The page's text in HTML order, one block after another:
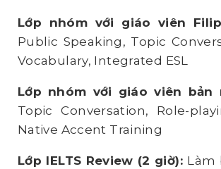
Lớp nhóm với giáo viên
Public Speaking, Topic
Vocabulary, Integrated ESL
Lớp nhóm với giáo viên bản
Topic Conversation, Role-
Native Accent Training
Lớp IELTS Review (2 giờ): Làm